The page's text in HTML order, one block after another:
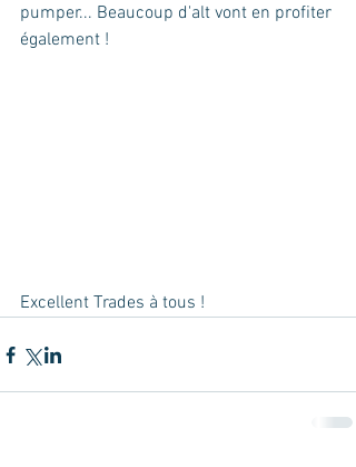
pumper... Beaucoup d'alt vont en profiter
également !
Excellent Trades à tous !